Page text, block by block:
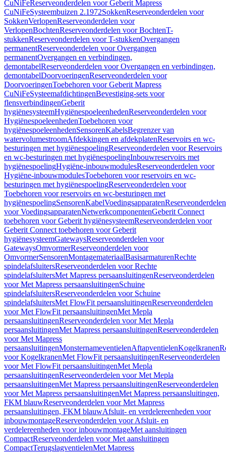
CuNiFeReserveonderdelen voor Geberit Mapress
CuNiFeSysteembuizen 2.1972SokkenReserveonderdelen voor
SokkenVerlopenReserveonderdelen voor
VerlopenBochtenReserveonderdelen voor BochtenT-
stukkenReserveonderdelen voor T-stukkenOvergangen
permanentReserveonderdelen voor Overgangen
permanentOvergangen en verbindingen,
demontabelReserveonderdelen voor Overgangen en verbindingen,
demontabelDoorvoeringenReserveonderdelen voor
DoorvoeringenToebehoren voor Geberit Mapress
CuNiFeSysteemafdichtingenBevestiging-sets voor
flensverbindingenGeberit
hygiënesysteemHygiënespoeleenhedenReserveonderdelen voor
HygiënespoeleenhedenToebehoren voor
hygiënespoeleenhedenSensorenKabelsBegrenzer van
watervolumestroomAfdekkingen en afdekplatenReservoirs en wc-
besturingen met hygiënespoelingReserveonderdelen voor Reservoirs
en wc-besturingen met hygiënespoelingInbouwreservoirs met
hygiënespoelingHygiëne-inbouwmodulesReserveonderdelen voor
Hygiëne-inbouwmodulesToebehoren voor reservoirs en wc-
besturingen met hygiënespoelingReserveonderdelen voor
Toebehoren voor reservoirs en wc-besturingen met
hygiënespoelingSensorenKabelVoedingsapparatenReserveonderdelen
voor VoedingsapparatenNetwerkcomponentenGeberit Connect
toebehoren voor Geberit hygiënesysteemReserveonderdelen voor
Geberit Connect toebehoren voor Geberit
hygiënesysteemGatewaysReserveonderdelen voor
GatewaysOmvormerReserveonderdelen voor
OmvormerSensorenMontagemateriaalBasisarmaturenRechte
spindelafsluitersReserveonderdelen voor Rechte
spindelafsluitersMet Mapress persaansluitingenReserveonderdelen
voor Met Mapress persaansluitingenSchuine
spindelafsluitersReserveonderdelen voor Schuine
spindelafsluitersMet FlowFit persaansluitingenReserveonderdelen
voor Met FlowFit persaansluitingenMet Mepla
persaansluitingenReserveonderdelen voor Met Mepla
persaansluitingenMet Mapress persaansluitingenReserveonderdelen
voor Met Mapress
persaansluitingenMonsternameventielenAftapventielenKogelkranen
voor KogelkranenMet FlowFit persaansluitingenReserveonderdelen
voor Met FlowFit persaansluitingenMet Mepla
persaansluitingenReserveonderdelen voor Met Mepla
persaansluitingenMet Mapress persaansluitingenReserveonderdelen
voor Met Mapress persaansluitingenMet Mapress persaansluitingen,
FKM blauwReserveonderdelen voor Met Mapress
persaansluitingen, FKM blauwAfsluit- en verdelereenheden voor
inbouwmontageReserveonderdelen voor Afsluit- en
verdelereenheden voor inbouwmontageMet aansluitingen
CompactReserveonderdelen voor Met aansluitingen
CompactTerugslagventielenMet Mapress